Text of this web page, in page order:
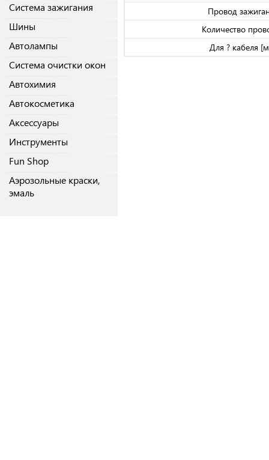
Система зажигания
Шины
Автолампы
Система очистки окон
Автохимия
Автокосметика
Аксессуары
Инструменты
Fun Shop
Аэрозольные краски,
эмаль
Провод
Количество
Для ? кабеля